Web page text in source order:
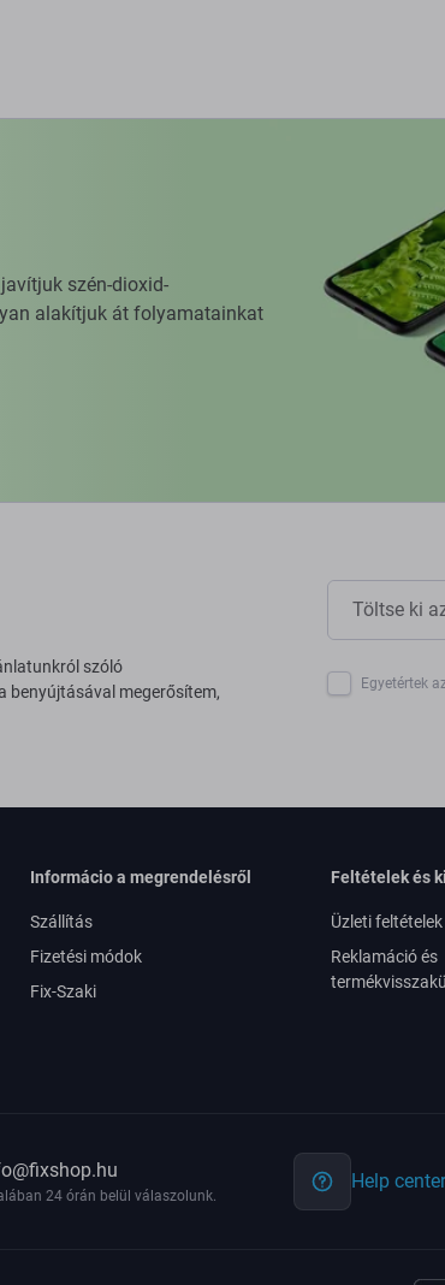
szén-dioxid-
alakítjuk át folyamatainkat
szóló
benyújtásával megerősítem,
Egyetértek
Informácio a megrendelésről
Szállítás
Fizetési módok
Fix-Szaki
Feltételek és
Üzleti feltételek
Reklamáció és
24 órán belül válaszolunk.
Help